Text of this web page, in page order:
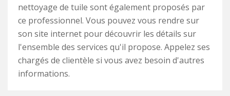
nettoyage de tuile sont également proposés par
ce professionnel. Vous pouvez vous rendre sur
son site internet pour découvrir les détails sur
l'ensemble des services qu'il propose. Appelez ses
chargés de clientèle si vous avez besoin d'autres
informations.